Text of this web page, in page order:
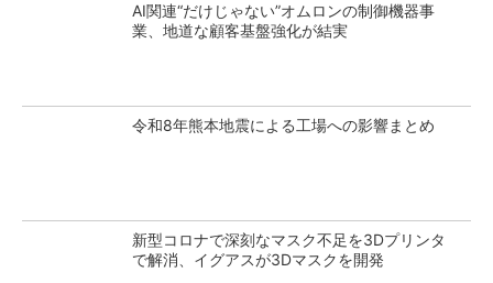
AI関連“だけじゃない”オムロンの制御機器事
業、地道な顧客基盤強化が結実
令和8年熊本地震による工場への影響まとめ
新型コロナで深刻なマスク不足を3Dプリンタ
で解消、イグアスが3Dマスクを開発